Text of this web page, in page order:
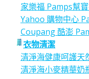
家樂福 Pamps幫
Yahoo 購物中心
Coupang 酷澎
衣物清潔
清淨海健康呵護天
清淨海小麥精華奶